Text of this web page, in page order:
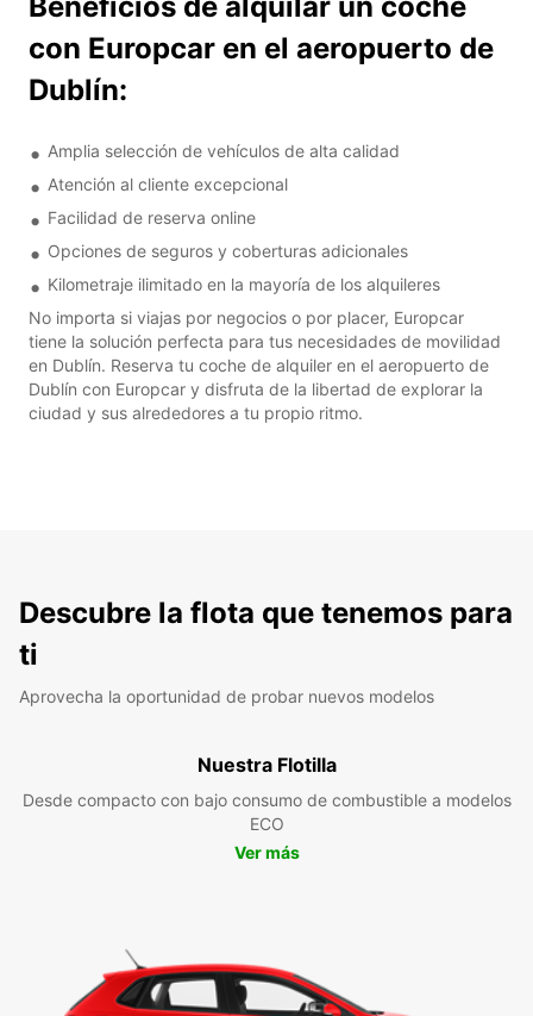
con Europcar en el aeropuerto de
Dublín:
Amplia selección de vehículos de alta calidad
Atención al cliente excepcional
Facilidad de reserva online
Opciones de seguros y coberturas adicionales
Kilometraje ilimitado en la mayoría de los alquileres
No importa si viajas por negocios o por placer, Europcar
tiene la solución perfecta para tus necesidades de movilidad
en Dublín. Reserva tu coche de alquiler en el aeropuerto de
Dublín con Europcar y disfruta de la libertad de explorar la
ciudad y sus alrededores a tu propio ritmo.
Descubre la flota que tenemos para
ti
Aprovecha la oportunidad de probar nuevos modelos
Nuestra Flotilla
Desde compacto con bajo consumo de combustible a modelos
ECO
Ver más